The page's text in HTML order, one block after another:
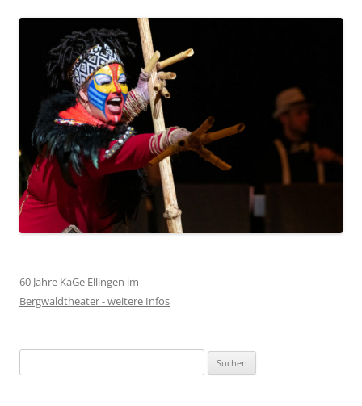
60 Jahre KaGe Ellingen im
Bergwaldtheater - weitere Infos
nach: